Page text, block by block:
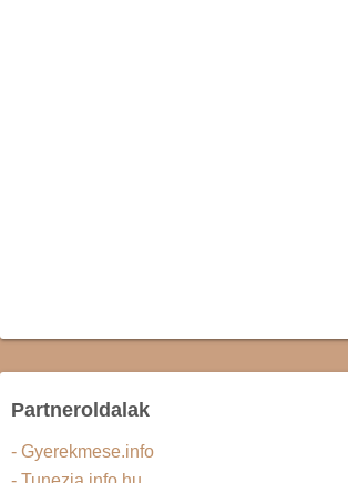
Partneroldalak
- Gyerekmese.info